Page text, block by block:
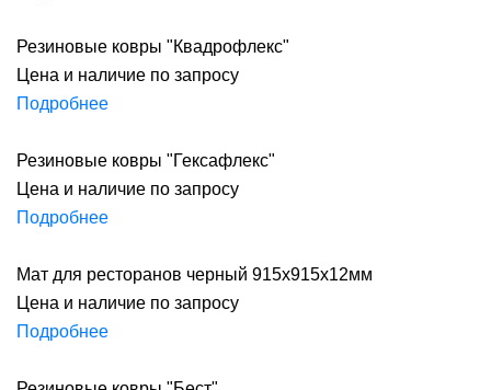
Резиновые ковры "Квадрофлекс"
Цена и наличие по запросу
Подробнее
Резиновые ковры "Гексафлекс"
Цена и наличие по запросу
Подробнее
Мат для ресторанов черный 915х915х12мм
Цена и наличие по запросу
Подробнее